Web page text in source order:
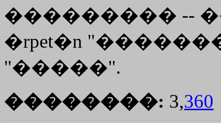
��������� --
�rpet�n
"�����".
��������: 3,360